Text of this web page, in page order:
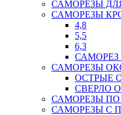
САМОРЕЗЫ
САМОРЕЗЫ
4,8
5,5
6,3
САМОРЕЗЫ
ОСТРЫЕ
СВЕРЛО
САМОРЕЗЫ
САМОРЕЗЫ С